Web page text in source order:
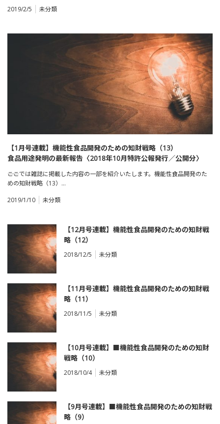
2019/2/5 未分類
【1月号連載】機能性食品開発のための知財戦略（13）
食品用途発明の最新報告〈2018年10月特許公報発行／公開分〉
――ここでは雑誌に掲載した内容の一部を紹介いたします。機能性食品開発のた
めの知財戦略（13）…
2019/1/10
未分類
【12月号連載】機能性食品開発のための知財戦
略（12）
食品用途発明の最新報告〈2018年9月登録／公
2018/12/5 未分類
【11月号連載】機能性食品開発のための知財戦
略（11）
食品用途発明の最新報告〈2018年8 月登録／公
2018/11/5 未分類
【10月号連載】■機能性食品開発のための知財
戦略（10）
食品用途発明の最新報告 〈2018年7月登録／
2018/10/4 未分類
【9月号連載】■機能性食品開発のための知財戦
略（9）